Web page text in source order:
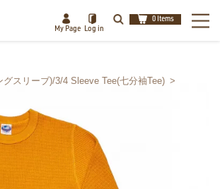
My Page Log in
検索
閉じる
0 Items
グスリーブ)/3/4 Sleeve Tee(七分袖Tee)